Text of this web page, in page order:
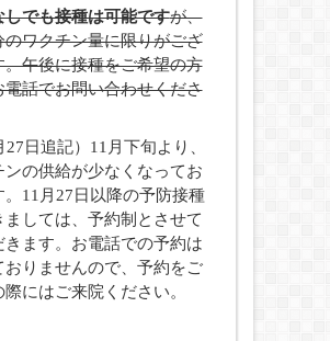
しでも接種は可能ですが、
のワクチン量に限りがござ
。午後に接種をご希望の方
電話でお問い合わせくださ
27日追記）11月下旬より、
ンの供給が少なくなってお
。11月27日以降の予防接種
ましては、予約制とさせて
きます。お電話での予約は
おりませんので、予約をご
にはご来院ください。